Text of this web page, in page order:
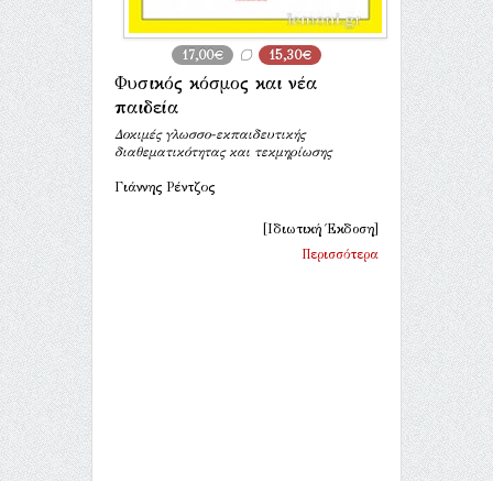
17,00€ 15,30€
Φυσικός κόσμος και νέα
παιδεία
Δοκιμές γλωσσο-εκπαιδευτικής
διαθεματικότητας και τεκμηρίωσης
Γιάννης Ρέντζος
[Ιδιωτική Έκδοση]
Περισσότερα